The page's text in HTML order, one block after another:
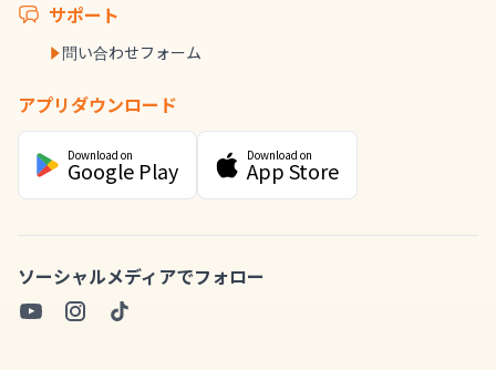
サポート
問い合わせフォーム
アプリダウンロード
Download on
Google Play
Download on
App Store
ソーシャルメディアでフォロー